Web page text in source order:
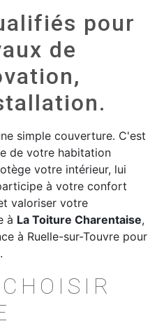
pour
de
simple couverture. C'est
de votre habitation
votre intérieur, lui
à votre confort
valoriser votre
à La Toiture Charentaise,
à Ruelle-sur-Touvre pour